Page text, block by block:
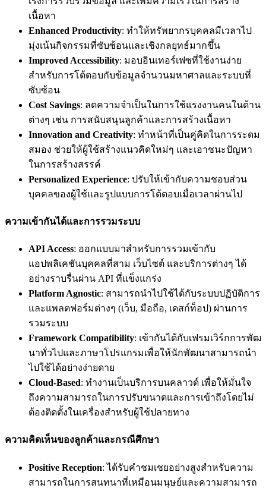
เนื้อหา
Enhanced Productivity: ทำให้ทรัพยากรบุคคลมีเวลาไป
มุ่งเน้นกิจกรรมที่ซับซ้อนและเชิงกลยุทธ์มากขึ้น
Improved Accessibility: มอบอินเทอร์เฟซที่ใช้งานง่าย
สำหรับการโต้ตอบกับข้อมูลจำนวนมหาศาลและระบบที่
ซับซ้อน
Cost Savings: ลดความจำเป็นในการใช้แรงงานคนในด้าน
ต่างๆ เช่น การสนับสนุนลูกค้าและการสร้างเนื้อหา
Innovation and Creativity: ทำหน้าที่เป็นคู่คิดในการระดม
สมอง ช่วยให้ผู้ใช้สร้างแนวคิดใหม่ๆ และเอาชนะปัญหา
ในการสร้างสรรค์
Personalized Experience: ปรับให้เข้ากับความชอบส่วน
บุคคลของผู้ใช้และรูปแบบการโต้ตอบเมื่อเวลาผ่านไป
ความเข้ากันได้และการรวมระบบ
API Access: ออกแบบมาสำหรับการรวมเข้ากับ
แอปพลิเคชันบุคคลที่สาม เว็บไซต์ และบริการต่างๆ ได้
อย่างราบรื่นผ่าน API ที่แข็งแกร่ง
Platform Agnostic: สามารถนำไปใช้ได้กับระบบปฏิบัติการ
และแพลตฟอร์มต่างๆ (เว็บ, มือถือ, เดสก์ท็อป) ผ่านการ
รวมระบบ
Framework Compatibility: เข้ากันได้กับเฟรมเวิร์กการพัฒ
นาทั่วไปและภาษาโปรแกรมเพื่อให้นักพัฒนาสามารถนำ
ไปใช้ได้อย่างง่ายดาย
Cloud-Based: ทำงานเป็นบริการบนคลาวด์ เพื่อให้มั่นใจ
ถึงความสามารถในการปรับขนาดและการเข้าถึงโดยไม่
ต้องติดตั้งในเครื่องสำหรับผู้ใช้ปลายทาง
ความคิดเห็นของลูกค้าและกรณีศึกษา
Positive Reception: ได้รับคำชมเชยอย่างสูงสำหรับความ
สามารถในการสนทนาที่เหมือนมนุษย์และความสามารถ